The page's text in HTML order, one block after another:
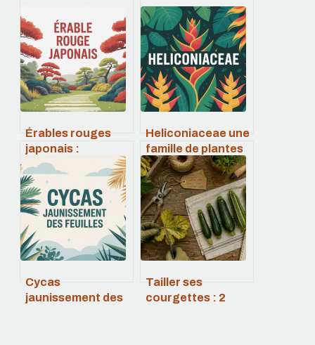
Érables rouges
japonais :
variétés, entretien
et conseils pour
un jardin zen
Heliconiaceae une
famille de plantes
tropicales aux
fleurs
spectaculaires
Cycas
jaunissement des
Tailler ses
courgettes : 2